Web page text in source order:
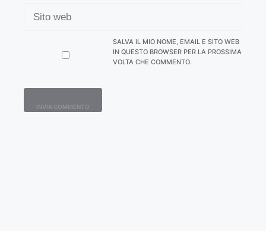
WEB
SALVA IL MIO NOME, EMAIL E SITO WEB
IN QUESTO BROWSER PER LA PROSSIMA
VOLTA CHE COMMENTO.